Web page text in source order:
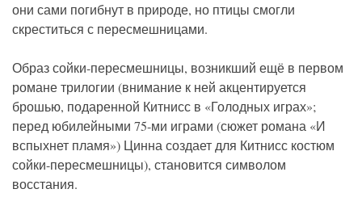
они сами погибнут в природе, но птицы смогли
скреститься с пересмешницами.
Образ сойки-пересмешницы, возникший ещё в первом
романе трилогии (внимание к ней акцентируется
брошью, подаренной Китнисс в «Голодных играх»;
перед юбилейными 75-ми играми (сюжет романа «И
вспыхнет пламя») Цинна создает для Китнисс костюм
сойки-пересмешницы), становится символом
восстания.